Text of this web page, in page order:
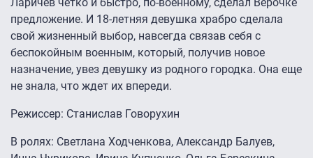
Ларичев четко и быстро, по-военному, сделал Верочке
предложение. И 18-летняя девушка храбро сделала
свой жизненный выбор, навсегда связав себя с
беспокойным военным, который, получив новое
назначение, увез девушку из родного городка. Она еще
не знала, что ждет их впереди.
Режиссер: Станислав Говорухин
В ролях: Светлана Ходченкова, Александр Балуев,